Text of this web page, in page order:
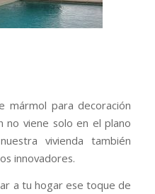
mármol para decoración
no viene solo en el plano
vivienda también
innovadores.
a tu hogar ese toque de